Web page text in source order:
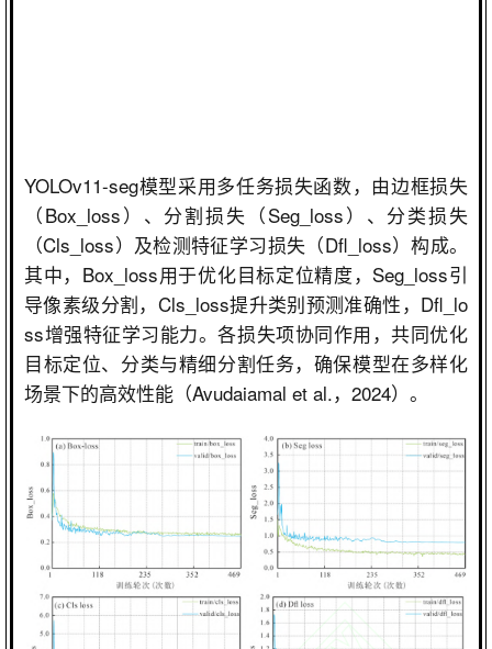
YOLOv11-seg模型采用多任务损失函数，由边框损失
（Box_loss）、分割损失（Seg_loss）、分类损失
（Cls_loss）及检测特征学习损失（Dfl_loss）构成。
其中， Box_loss用于优化目标定位精度， Seg_loss引
导像素级分割， Cls_loss提升类别预测准确性， Dfl_lo
ss增强特征学习能力。各损失项协同作用，共同优化
目标定位、分类与精细分割任务，确保模型在多样化
场景下的高效性能（Avudaiamal et al.， 2024）。